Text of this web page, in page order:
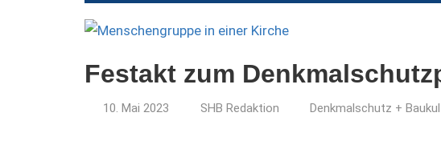
Festakt zum
10. Mai 2023 SHB Redaktion Denkmalschutz +